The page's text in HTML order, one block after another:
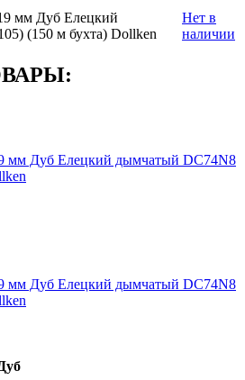
мм Дуб Елецкий
(150 м бухта) Dollken
Нет в
наличии
мм Дуб Елецкий дымчатый DC74N8
мм Дуб Елецкий дымчатый DC74N8